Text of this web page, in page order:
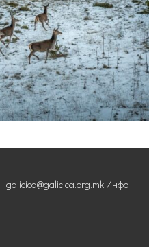
galicica@galicica.org.mk Инфо